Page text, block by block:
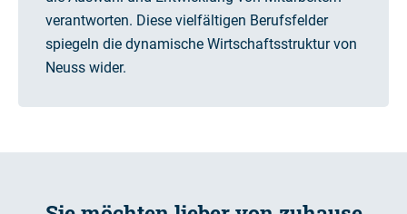
verantworten. Diese vielfältigen Berufsfelder
spiegeln die dynamische Wirtschaftsstruktur von
Neuss wider.